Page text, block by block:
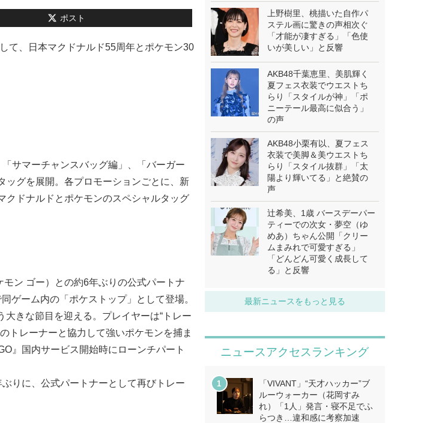
ポスト
て、日本マクドナルド55周年とポケモン30
サマーチャンスバッグ編」、「バーガー
ッグを展開。各プロモーションごとに、新
クドナルドとポケモンのスペシャルタッグ
ン ゴー）との約6年ぶりの公式パートナ
ゲーム内の「ポケストップ」として登場。
大きな節目を迎える。プレイヤーは“トレー
トレーナーと協力して強いポケモンを捕ま
』国内サービス開始時にローンチパート
りに、公式パートナーとして再びトレー
上野樹里、桃描いた自作パ
ステル画に驚きの声相次ぐ
「才能が凄すぎる」「色使
いが美しい」と反響
AKB48千葉恵里、美肌輝く
夏フェス衣装でウエストち
らり「スタイルが神」「ポ
ニーテール最高に似合う」
の声
AKB48小栗有以、夏フェス
衣装で美脚＆美ウエストち
らり「スタイル抜群」「太
陽より輝いてる」と絶賛の
声
辻希美、1歳 バースデーパー
ティーでの次女・夢空（ゆ
めあ）ちゃん公開「クリー
ムまみれで可愛すぎる」
「どんどん可愛く成長して
る」と反響
最新ニュースをもっと見る
ニュースアクセスランキング
「VIVANT」“天才ハッカー”ブ
ルーウォーカー（花岡すみ
れ）「1人」発言・寝不足でふ
らつき…違和感に考察加速